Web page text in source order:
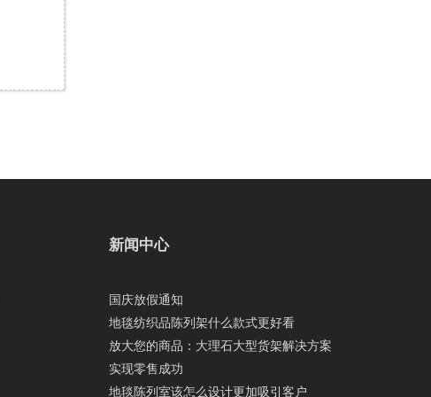
新闻中心
国庆放假通知
地毯纺织品陈列架什么款式更好看
放大您的商品：大理石大型货架解决方案
实现零售成功
地毯陈列室该怎么设计更加吸引客户